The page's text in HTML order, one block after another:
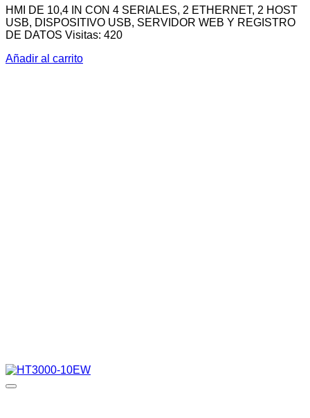
HMI DE 10,4 IN CON 4 SERIALES, 2 ETHERNET, 2 HOST
USB, DISPOSITIVO USB, SERVIDOR WEB Y REGISTRO
DE DATOS Visitas: 420
Añadir al carrito